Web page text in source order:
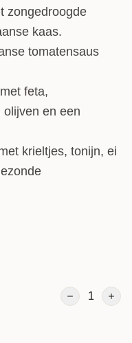
zongedroogde
kaas.
tomatensaus
feta,
en een
krieltjes, tonijn, ei
1